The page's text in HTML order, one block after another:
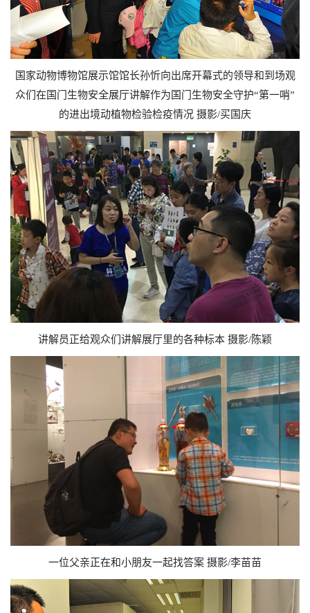
国家动物博物馆展示馆馆长孙忻向出席开幕式的领导和到场观
众们在国门生物安全展厅讲解作为国门生物安全守护“第一哨”
的进出境动植物检验检疫情况 摄影/买国庆
讲解员正给观众们讲解展厅里的各种标本 摄影/陈颖
一位父亲正在和小朋友一起找答案 摄影/李苗苗